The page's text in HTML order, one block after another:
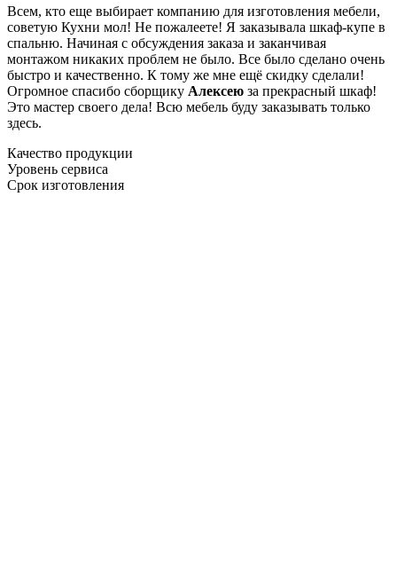
Всем, кто еще выбирает компанию для изготовления мебели,
советую Кухни мол! Не пожалеете! Я заказывала шкаф-купе в
спальню. Начиная с обсуждения заказа и заканчивая
монтажом никаких проблем не было. Все было сделано очень
быстро и качественно. К тому же мне ещё скидку сделали!
Огромное спасибо сборщику Алексею за прекрасный шкаф!
Это мастер своего дела! Всю мебель буду заказывать только
здесь.
Качество продукции
Уровень сервиса
Срок изготовления